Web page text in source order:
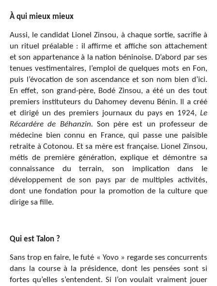
À qui mieux mieux
Aussi, le candidat Lionel Zinsou, à chaque sortie, sacrifie à
un rituel préalable : il affirme et affiche son attachement
et son appartenance à la nation béninoise. D’abord par ses
tenues vestimentaires, l’emploi de quelques mots en Fon,
puis l’évocation de son ascendance et son nom bien d’ici.
En effet, son grand-père, Bodé Zinsou, a été un des tout
premiers instituteurs du Dahomey devenu Bénin. Il a créé
et dirigé un des premiers journaux du pays en 1924, Le
Récardère de Béhanzin. Son père est un professeur de
médecine bien connu en France, qui passe une paisible
retraite à Cotonou. Et sa mère est française. Lionel Zinsou,
métis de première génération, explique et démontre sa
connaissance du terrain, son implication dans le
développement de son pays par de multiples activités,
dont une fondation pour la promotion de la culture que
dirige sa fille.
Qui est Talon ?
Sans trop en faire, le futé « Yovo » regarde ses concurrents
dans la course à la présidence, dont les pensées sont si
fortes qu’elles s’entendent. Si l’on voulait vraiment jouer